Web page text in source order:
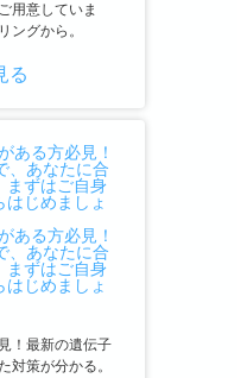
用意していま
ングから。
る
！最新の遺伝子
対策が分かる。